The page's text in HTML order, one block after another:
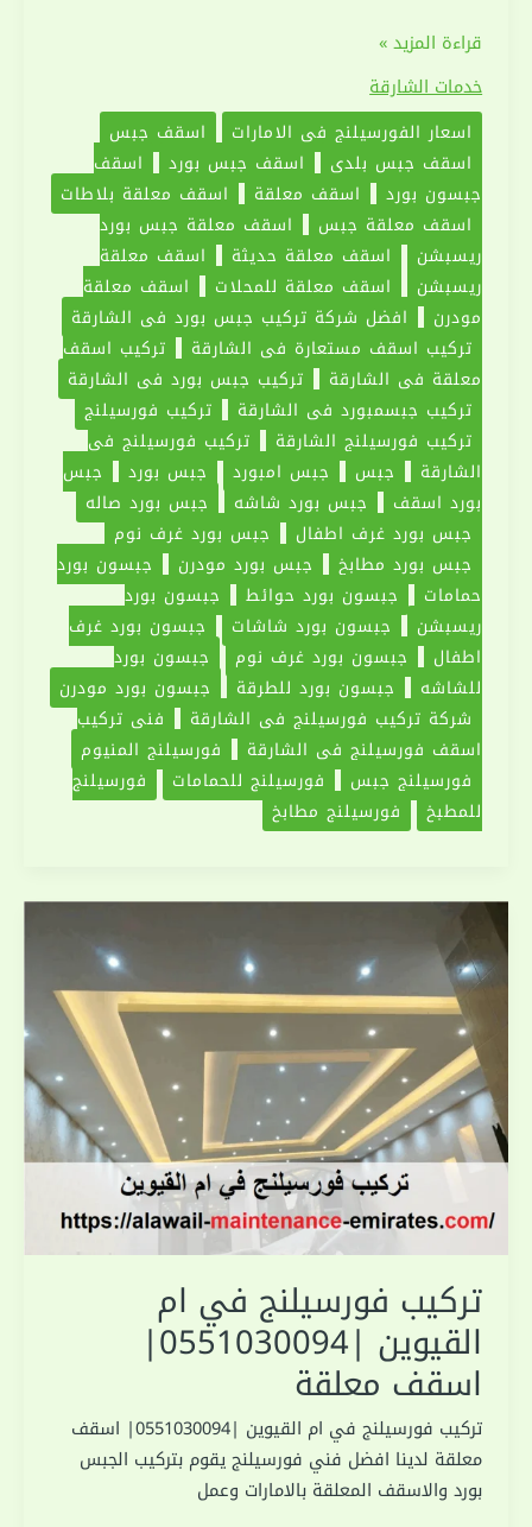
تركيب
فورسيلنج
في
الشارقة
|0551030094|
اسقف
معلقة
قراءة المزيد »
خدمات الشارقة
اسعار الفورسيلنج في الامارات
اسقف جبس
اسقف جبس بلدي
اسقف جبس بورد
اسقف
جبسون بورد
اسقف معلقة
اسقف معلقة بلاطات
اسقف معلقة جبس
اسقف معلقة جبس بورد
ريسبشن
اسقف معلقة حديثة
اسقف معلقة
ريسبشن
اسقف معلقة للمحلات
اسقف معلقة
مودرن
افضل شركة تركيب جبس بورد في الشارقة
تركيب اسقف مستعارة في الشارقة
تركيب اسقف
معلقة في الشارقة
تركيب جبس بورد في الشارقة
تركيب جبسمبورد في الشارقة
تركيب فورسيلنج
تركيب فورسيلنج الشارقة
تركيب فورسيلنج في
الشارقة
جبس جبس امبورد جبس بورد
جبس
بورد اسقف
جبس بورد شاشه
جبس بورد صاله
جبس بورد غرف اطفال
جبس بورد غرف نوم
جبس بورد مطابخ
جبس بورد مودرن
جبسون بورد
حمامات
جبسون بورد حوائط
جبسون بورد
ريسبشن
جبسون بورد شاشات
جبسون بورد غرف
اطفال
جبسون بورد غرف نوم
جبسون بورد
للشاشه
جبسون بورد للطرقة
جبسون بورد مودرن
شركة تركيب فورسيلنج في الشارقة
فني تركيب
اسقف فورسيلنج في الشارقة
فورسيلنج المنيوم
فورسيلنج جبس
فورسيلنج للحمامات
فورسيلنج
للمطبخ
فورسيلنج مطابخ
تركيب فورسيلنج في ام
القيوين |0551030094|
اسقف معلقة
تركيب فورسيلنج في ام القيوين |0551030094| اسقف
معلقة لدينا افضل فني فورسيلنج يقوم بتركيب الجبس
بورد والاسقف المعلقة بالامارات وعمل